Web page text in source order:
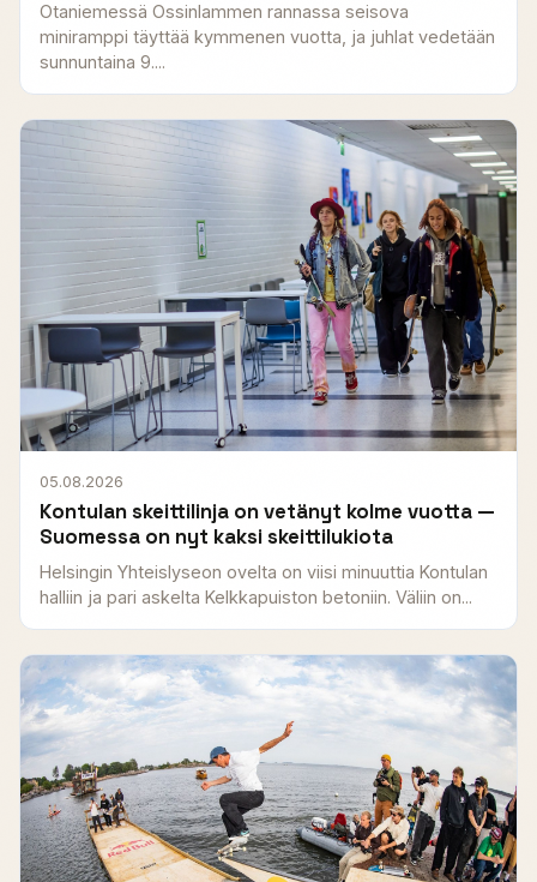
Otaniemessä Ossinlammen rannassa seisova
miniramppi täyttää kymmenen vuotta, ja juhlat vedetään
sunnuntaina 9....
05.08.2026
Kontulan skeittilinja on vetänyt kolme vuotta —
Suomessa on nyt kaksi skeittilukiota
Helsingin Yhteislyseon ovelta on viisi minuuttia Kontulan
halliin ja pari askelta Kelkkapuiston betoniin. Väliin on...